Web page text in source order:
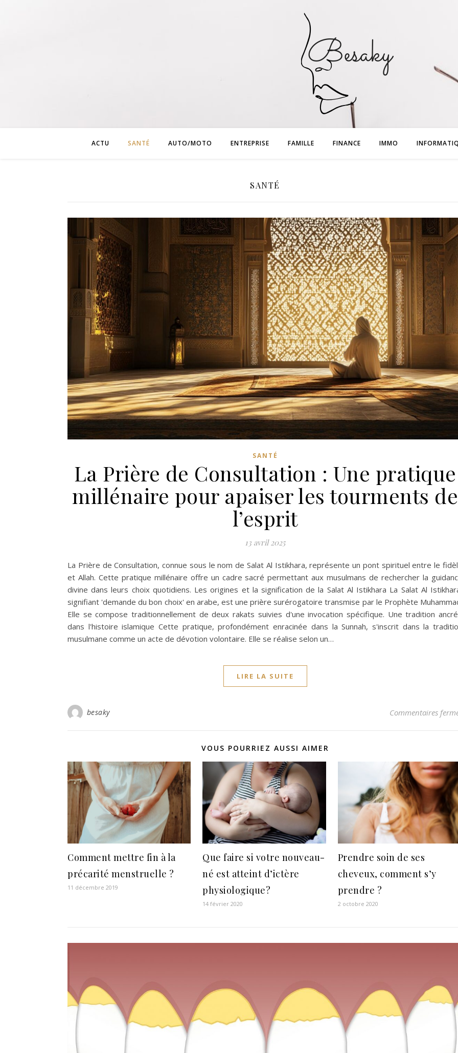
ACTU SANTÉ AUTO/MOTO ENTREPRISE FAMILLE FINANCE IMMO
SANTÉ
SANTÉ
La Prière de Consultation : Une pratique
millénaire pour apaiser les tourments de
l’esprit
13 avril 2025
La Prière de Consultation, connue sous le nom de Salat Al Istikhara, représente un pont spirituel entre le
et Allah. Cette pratique millénaire offre un cadre sacré permettant aux musulmans de rechercher la
divine dans leurs choix quotidiens. Les origines et la signification de la Salat Al Istikhara La Salat Al
signifiant 'demande du bon choix' en arabe, est une prière surérogatoire transmise par le Prophète
Elle se compose traditionnellement de deux rakats suivies d'une invocation spécifique. Une tradition
dans l'histoire islamique Cette pratique, profondément enracinée dans la Sunnah, s'inscrit dans la
musulmane comme un acte de dévotion volontaire. Elle se réalise selon un…
LIRE LA SUITE
besaky Commentaires
VOUS POURRIEZ AUSSI AIMER
Comment mettre fin à la
précarité menstruelle ?
11 décembre 2019
Que faire si votre nouveau-
né est atteint d’ictère
physiologique?
14 février 2020
Prendre soin de ses
cheveux, comment s’y
prendre ?
2 octobre 2020